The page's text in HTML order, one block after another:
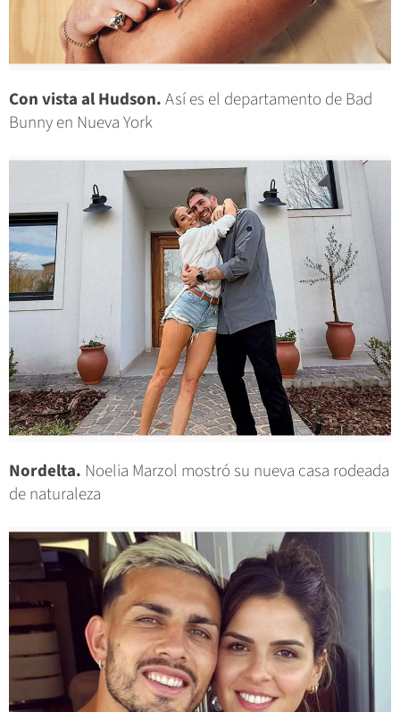
Con vista al Hudson.Así es el departamento de Bad
Bunny en Nueva York
Nordelta. Noelia Marzol mostró su nueva casa rodeada
de naturaleza